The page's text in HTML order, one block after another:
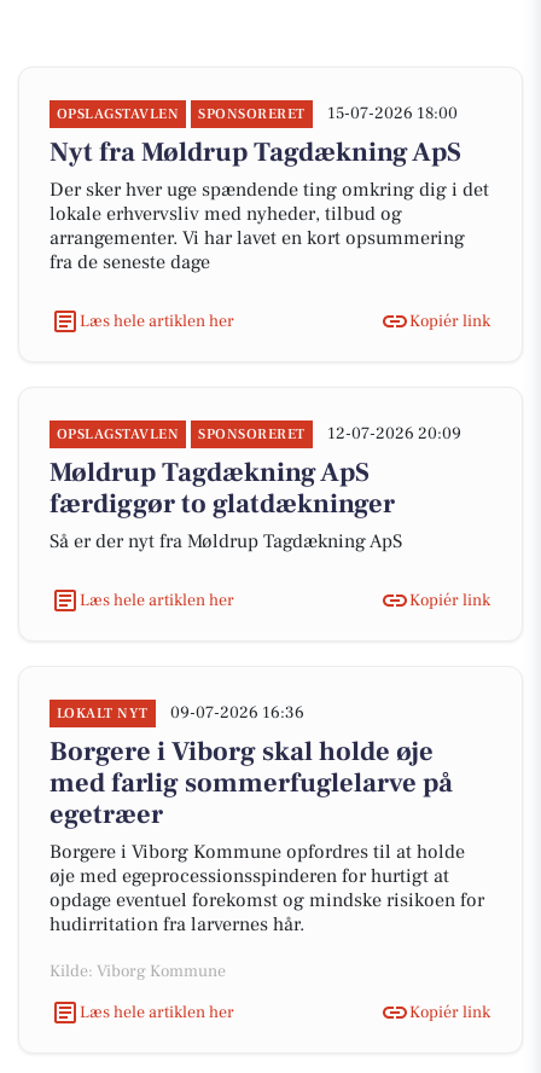
OPSLAGSTAVLEN SPONSORERET 15-07-2026 18:00
Nyt fra Møldrup Tagdækning ApS
Der sker hver uge spændende ting omkring dig i det
lokale erhvervsliv med nyheder, tilbud og
arrangementer. Vi har lavet en kort opsummering
fra de seneste dage
Læs hele artiklen her Kopiér link
OPSLAGSTAVLEN SPONSORERET 12-07-2026 20:09
Møldrup Tagdækning ApS
færdiggør to glatdækninger
Så er der nyt fra Møldrup Tagdækning ApS
Læs hele artiklen her Kopiér link
LOKALT NYT 09-07-2026 16:36
Borgere i Viborg skal holde øje
med farlig sommerfuglelarve på
egetræer
Borgere i Viborg Kommune opfordres til at holde
øje med egeprocessionsspinderen for hurtigt at
opdage eventuel forekomst og mindske risikoen for
hudirritation fra larvernes hår.
Kilde: Viborg Kommune
Læs hele artiklen her
Kopiér link